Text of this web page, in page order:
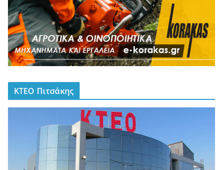
ΚΤΕΟ Πιτσάκης